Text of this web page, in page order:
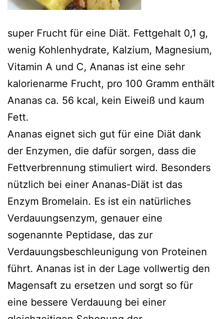
super Frucht für eine Diät. Fettgehalt 0,1 g,
wenig Kohlenhydrate, Kalzium, Magnesium,
Vitamin A und C, Ananas ist eine sehr
kalorienarme Frucht, pro 100 Gramm enthält
Ananas ca. 56 kcal, kein Eiweiß und kaum
Fett.
Ananas eignet sich gut für eine Diät dank
der Enzymen, die dafür sorgen, dass die
Fettverbrennung stimuliert wird. Besonders
nützlich bei einer Ananas-Diät ist das
Enzym Bromelain. Es ist ein natürliches
Verdauungsenzym, genauer eine
sogenannte Peptidase, das zur
Verdauungsbeschleunigung von Proteinen
führt. Ananas ist in der Lage vollwertig den
Magensaft zu ersetzen und sorgt so für
eine bessere Verdauung bei einer